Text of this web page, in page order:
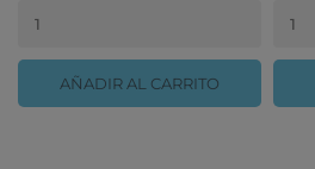
AÑADIR AL CARRITO